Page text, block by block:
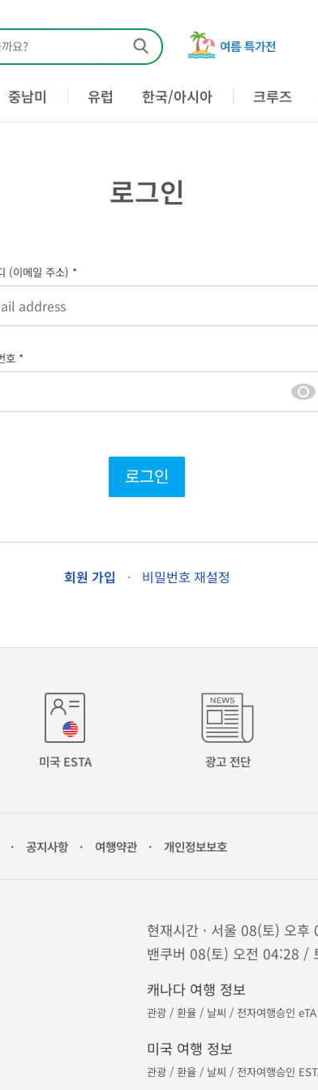
요? 여름 특가전
중남미 유럽 한국/아시아 크루즈
로그인
(이메일 주소) *
호 *
로그인
회원 가입 · 비밀번호 재설정
미국 ESTA 광고 전단
· 공지사항 · 여행약관 · 개인정보보호
현재시간 · 서울 08(토) 오후
밴쿠버 08(토) 오전 04:28 /
캐나다 여행 정보
관광 / 환율 / 날씨 / 전자여행승인 eTA
미국 여행 정보
관광 / 환율 / 날씨 / 전자여행승인